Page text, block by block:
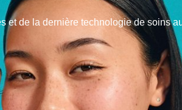
et de la dernière technologie de soins